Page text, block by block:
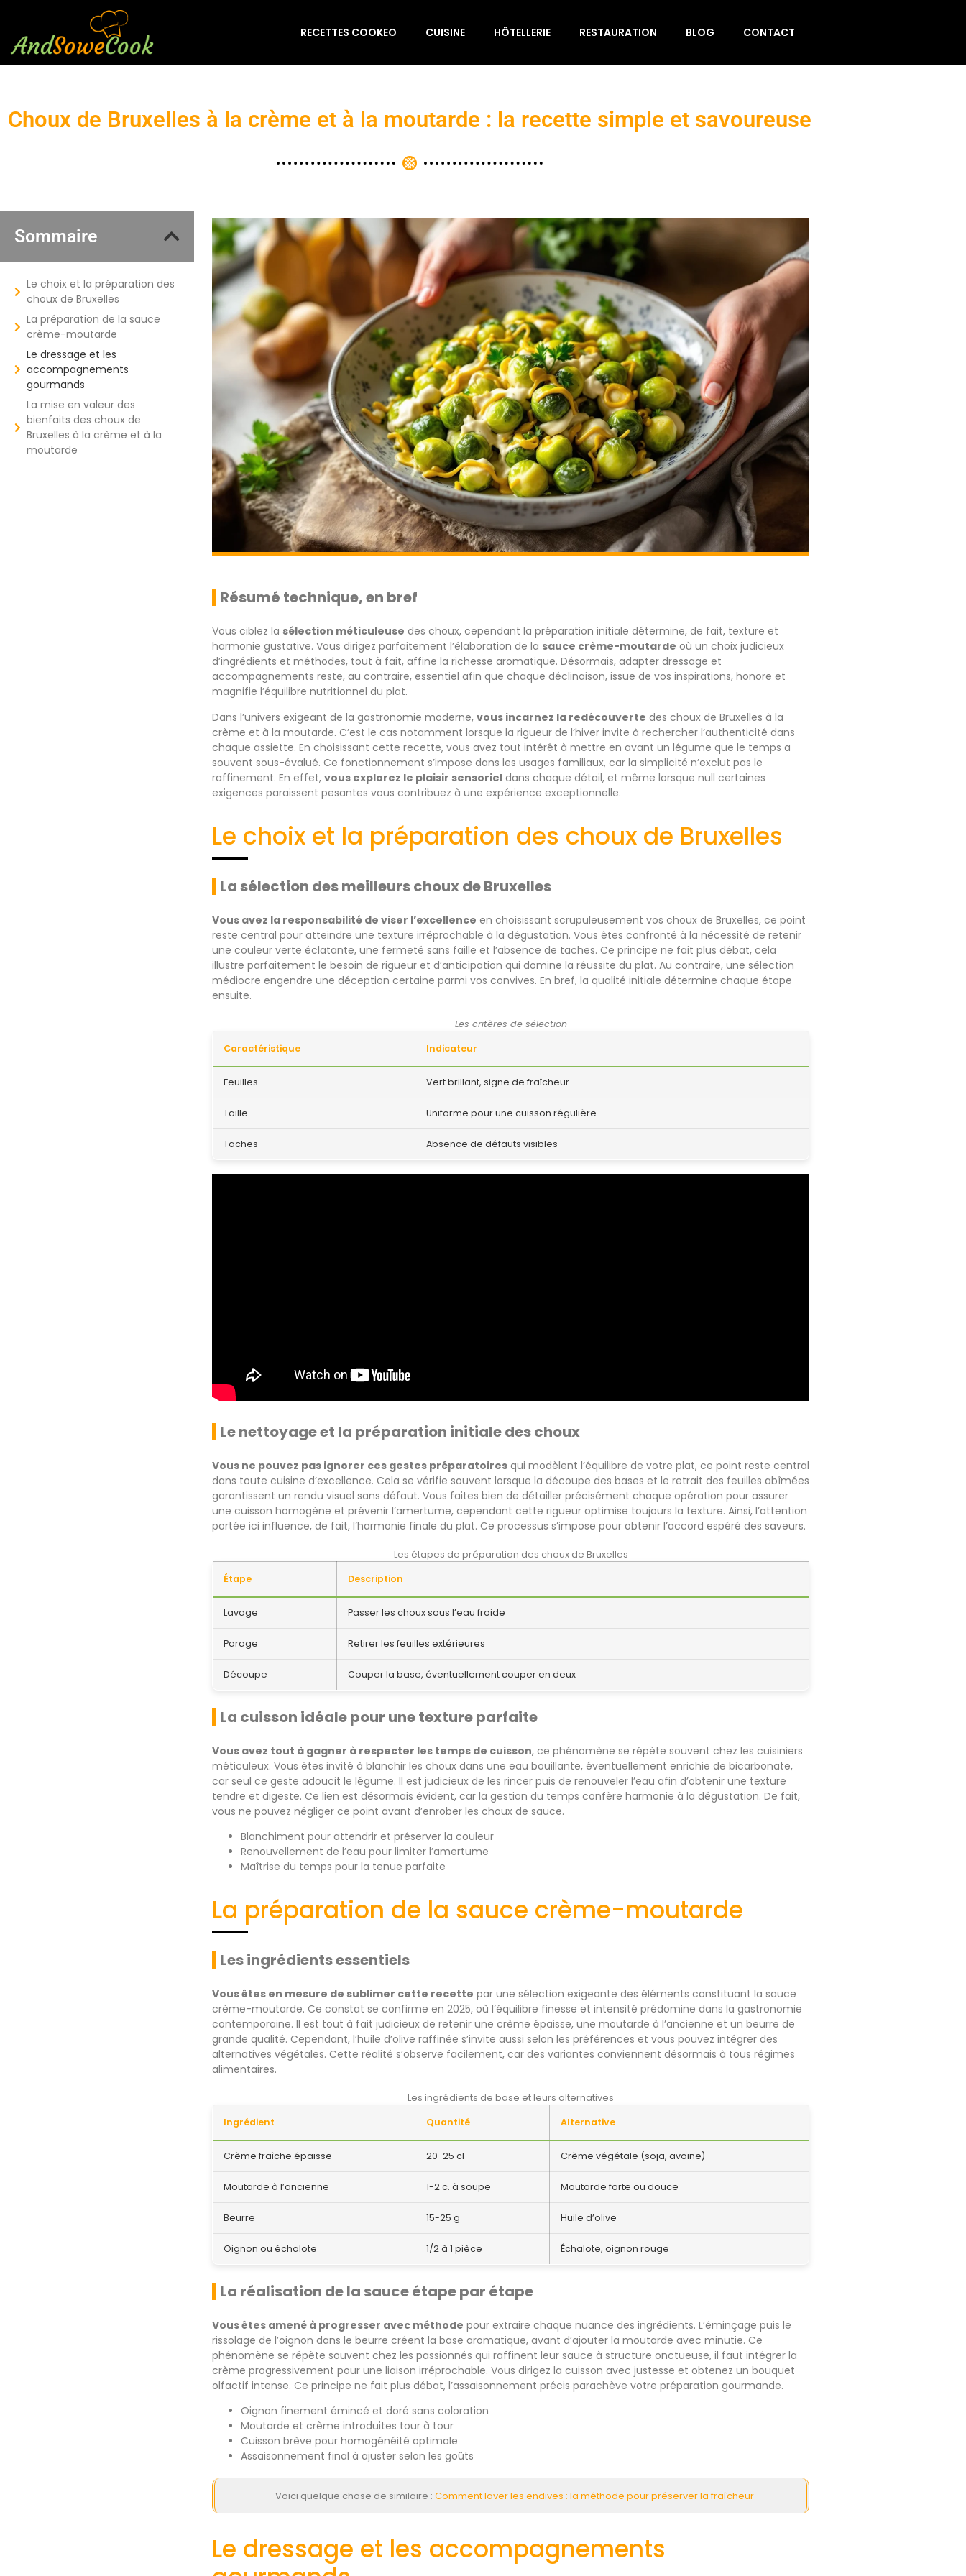
RECETTES COOKEO CUISINE HÔTELLERIE RESTAURATION BLOG CONTACT
Choux de Bruxelles à la crème et à la moutarde : la recette simple et savoureuse
Sommaire
Le choix et la préparation des
choux de Bruxelles
La préparation de la sauce
crème-moutarde
Le dressage et les
accompagnements
gourmands
La mise en valeur des
bienfaits des choux de
Bruxelles à la crème et à la
moutarde
Résumé technique, en bref
Vous ciblez la sélection méticuleuse des choux, cependant la préparation initiale détermine, de fait, texture et
harmonie gustative. Vous dirigez parfaitement l’élaboration de la sauce crème-moutarde où un choix judicieux
d’ingrédients et méthodes, tout à fait, affine la richesse aromatique. Désormais, adapter dressage et
accompagnements reste, au contraire, essentiel afin que chaque déclinaison, issue de vos inspirations, honore et
magnifie l’équilibre nutritionnel du plat.
Dans l’univers exigeant de la gastronomie moderne, vous incarnez la redécouverte des choux de Bruxelles à la
crème et à la moutarde. C’est le cas notamment lorsque la rigueur de l’hiver invite à rechercher l’authenticité dans
chaque assiette. En choisissant cette recette, vous avez tout intérêt à mettre en avant un légume que le temps a
souvent sous-évalué. Ce fonctionnement s’impose dans les usages familiaux, car la simplicité n’exclut pas le
raffinement. En effet, vous explorez le plaisir sensoriel dans chaque détail, et même lorsque null certaines
exigences paraissent pesantes vous contribuez à une expérience exceptionnelle.
Le choix et la préparation des choux de Bruxelles
La sélection des meilleurs choux de Bruxelles
Vous avez la responsabilité de viser l’excellence en choisissant scrupuleusement vos choux de Bruxelles, ce point
reste central pour atteindre une texture irréprochable à la dégustation. Vous êtes confronté à la nécessité de retenir
une couleur verte éclatante, une fermeté sans faille et l’absence de taches. Ce principe ne fait plus débat, cela
illustre parfaitement le besoin de rigueur et d’anticipation qui domine la réussite du plat. Au contraire, une sélection
médiocre engendre une déception certaine parmi vos convives. En bref, la qualité initiale détermine chaque étape
ensuite.
Les critères de sélection
Caractéristique
Indicateur
Feuilles Vert brillant, signe de fraîcheur
Taille Uniforme pour une cuisson régulière
Taches Absence de défauts visibles
Le nettoyage et la préparation initiale des choux
Vous ne pouvez pas ignorer ces gestes préparatoires qui modèlent l’équilibre de votre plat, ce point reste central
dans toute cuisine d’excellence. Cela se vérifie souvent lorsque la découpe des bases et le retrait des feuilles abîmées
garantissent un rendu visuel sans défaut. Vous faites bien de détailler précisément chaque opération pour assurer
une cuisson homogène et prévenir l’amertume, cependant cette rigueur optimise toujours la texture. Ainsi, l’attention
portée ici influence, de fait, l’harmonie finale du plat. Ce processus s’impose pour obtenir l’accord espéré des saveurs.
Les étapes de préparation des choux de Bruxelles
Étape
Description
Lavage Passer les choux sous l’eau froide
Parage Retirer les feuilles extérieures
Découpe Couper la base, éventuellement couper en deux
La cuisson idéale pour une texture parfaite
Vous avez tout à gagner à respecter les temps de cuisson, ce phénomène se répète souvent chez les cuisiniers
méticuleux. Vous êtes invité à blanchir les choux dans une eau bouillante, éventuellement enrichie de bicarbonate,
car seul ce geste adoucit le légume. Il est judicieux de les rincer puis de renouveler l’eau afin d’obtenir une texture
tendre et digeste. Ce lien est désormais évident, car la gestion du temps confère harmonie à la dégustation. De fait,
vous ne pouvez négliger ce point avant d’enrober les choux de sauce.
Blanchiment pour attendrir et préserver la couleur
Renouvellement de l’eau pour limiter l’amertume
Maîtrise du temps pour la tenue parfaite
La préparation de la sauce crème-moutarde
Les ingrédients essentiels
Vous êtes en mesure de sublimer cette recette par une sélection exigeante des éléments constituant la sauce
crème-moutarde. Ce constat se confirme en 2025, où l’équilibre finesse et intensité prédomine dans la gastronomie
contemporaine. Il est tout à fait judicieux de retenir une crème épaisse, une moutarde à l’ancienne et un beurre de
grande qualité. Cependant, l’huile d’olive raffinée s’invite aussi selon les préférences et vous pouvez intégrer des
alternatives végétales. Cette réalité s’observe facilement, car des variantes conviennent désormais à tous régimes
alimentaires.
Les ingrédients de base et leurs alternatives
Ingrédient
Quantité Alternative
Crème fraîche épaisse 20-25 cl Crème végétale (soja, avoine)
Moutarde à l’ancienne 1-2 c. à soupe Moutarde forte ou douce
Beurre 15-25 g Huile d’olive
Oignon ou échalote 1/2 à 1 pièce Échalote, oignon rouge
La réalisation de la sauce étape par étape
Vous êtes amené à progresser avec méthode pour extraire chaque nuance des ingrédients. L’éminçage puis le
rissolage de l’oignon dans le beurre créent la base aromatique, avant d’ajouter la moutarde avec minutie. Ce
phénomène se répète souvent chez les passionnés qui raffinent leur sauce à structure onctueuse, il faut intégrer la
crème progressivement pour une liaison irréprochable. Vous dirigez la cuisson avec justesse et obtenez un bouquet
olfactif intense. Ce principe ne fait plus débat, l’assaisonnement précis parachève votre préparation gourmande.
Oignon finement émincé et doré sans coloration
Moutarde et crème introduites tour à tour
Cuisson brève pour homogénéité optimale
Assaisonnement final à ajuster selon les goûts
Voici quelque chose de similaire : Comment laver les endives : la méthode pour préserver la fraîcheur
Le dressage et les accompagnements